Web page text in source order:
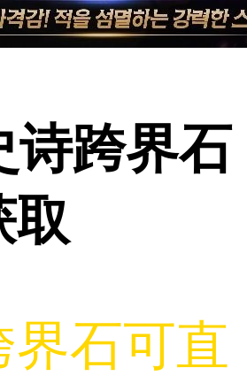
诗跨界石
取
界石可直